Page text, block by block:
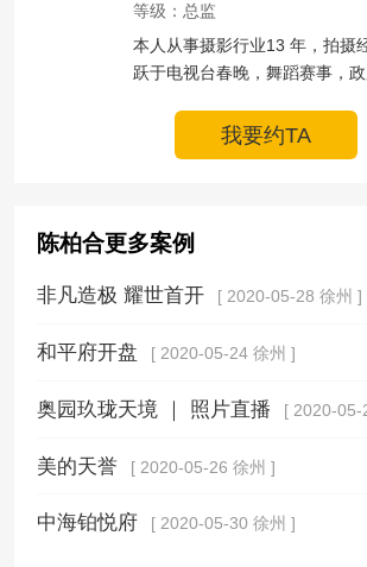
等级：总监
本人从事摄影行业13 年，拍摄
跃于电视台春晚，舞蹈赛事，
我要约TA
陈柏合更多案例
非凡造极 耀世首开 [ 2020-05-28 徐州 ]
和平府开盘 [ 2020-05-24 徐州 ]
奥园玖珑天境 ｜ 照片直播 [ 2020-05-
美的天誉 [ 2020-05-26 徐州 ]
中海铂悦府 [ 2020-05-30 徐州 ]